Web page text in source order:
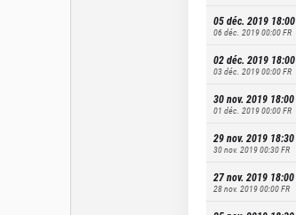
05 déc. 2019 18:00
06 déc. 2019 00:00FR
02 déc. 2019 18:00
03 déc. 2019 00:00FR
30 nov. 2019 18:00
01 déc. 2019 00:00FR
29 nov. 2019 18:30
30 nov. 2019 00:30FR
27 nov. 2019 18:00
28 nov. 2019 00:00FR